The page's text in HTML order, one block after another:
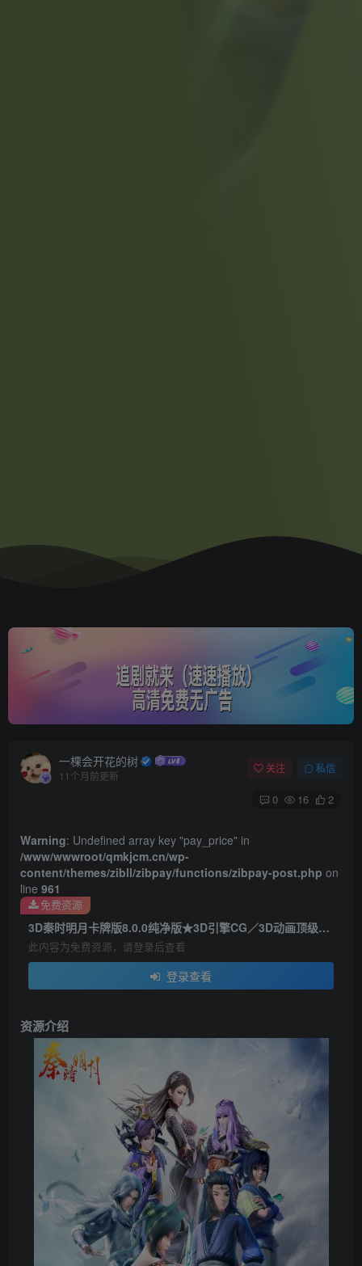
一棵会开花的树
11个月前更新
关注 私信
0 16 2
Warning: Undefined array key "pay_price" in
/www/wwwroot/qmkjcm.cn/wp-
content/themes/zibll/zibpay/functions/zibpay-post.php on
line 961
3D秦时明月卡牌版8.0.0纯净版★3D引擎CG／3D动画顶级游戏
此内容为免费资源，请登录后查看
登录查看
免费资源
资源介绍